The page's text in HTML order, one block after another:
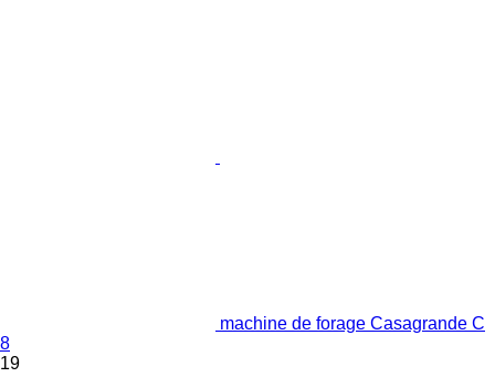
machine de forage Casagrande C
8
19